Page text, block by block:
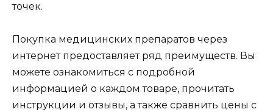
точек.
Покупка медицинских препаратов через
интернет предоставляет ряд преимуществ. Вы
можете ознакомиться с подробной
информацией о каждом товаре, прочитать
инструкции и отзывы, а также сравнить цены с